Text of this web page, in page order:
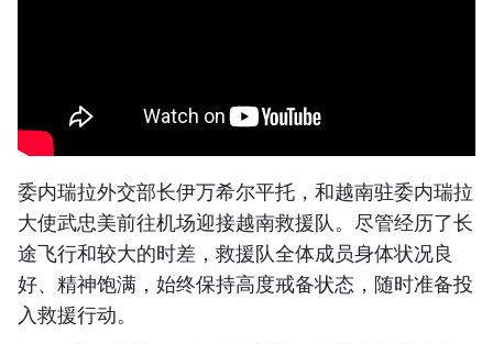
委内瑞拉外交部长伊万希尔平托，和越南驻委内瑞拉
大使武忠美前往机场迎接越南救援队。尽管经历了长
途飞行和较大的时差，救援队全体成员身体状况良
好、精神饱满，始终保持高度戒备状态，随时准备投
入救援行动。